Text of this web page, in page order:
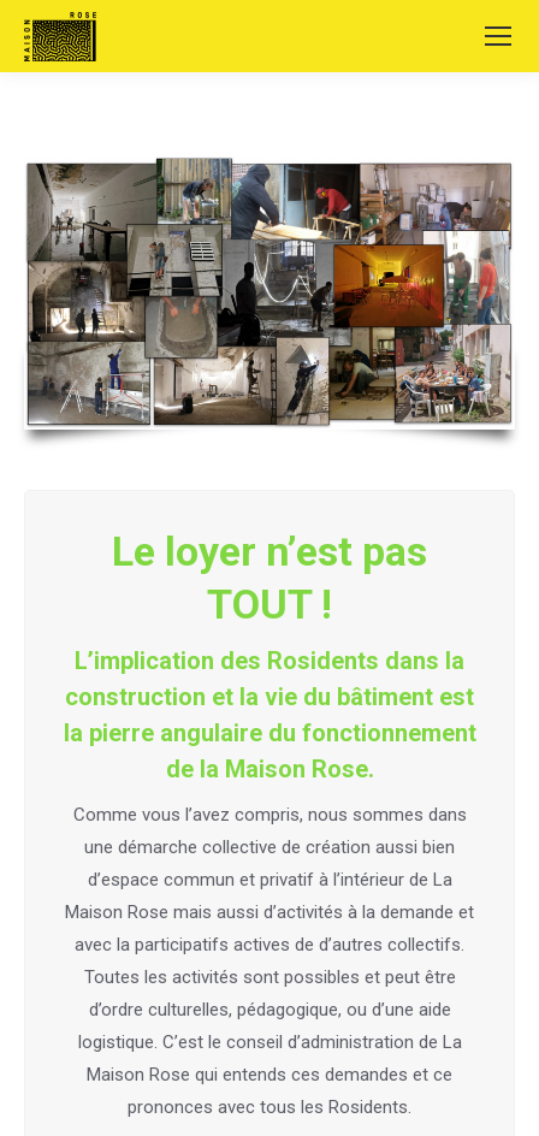
Le loyer n’est pas
TOUT !
L’implication des Rosidents dans la
construction et la vie du bâtiment est
la pierre angulaire du fonctionnement
de la Maison Rose.
Comme vous l’avez compris, nous sommes dans
une démarche collective de création aussi bien
d’espace commun et privatif à l’intérieur de La
Maison Rose mais aussi d’activités à la demande et
avec la participatifs actives de d’autres collectifs.
Toutes les activités sont possibles et peut être
d’ordre culturelles, pédagogique, ou d’une aide
logistique. C’est le conseil d’administration de La
Maison Rose qui entends ces demandes et ce
prononces avec tous les Rosidents.